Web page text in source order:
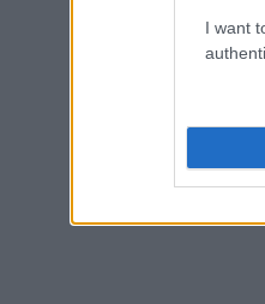
I want